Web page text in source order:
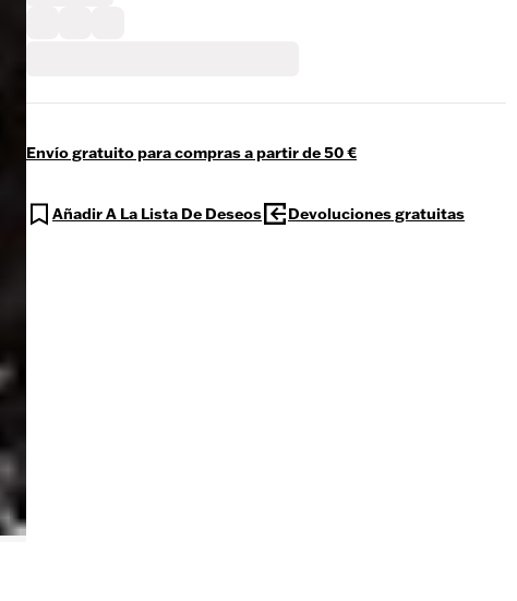
Envío gratuito para compras a partir de 50 €
Añadir A La Lista De Deseos Devoluciones gratuitas